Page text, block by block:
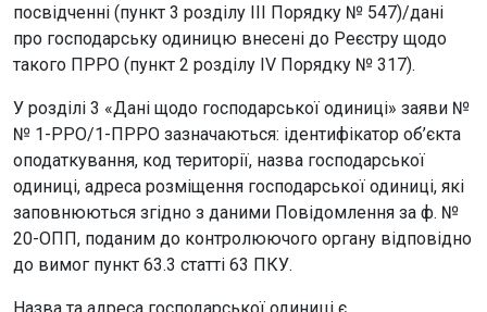
посвідченні (пункт 3 розділу ІІІ Порядку № 547)/дані
про господарську одиницю внесені до Реєстру щодо
такого ПРРО (пункт 2 розділу IV Порядку № 317).
У розділі 3 «Дані щодо господарської одиниці» заяви №
№ 1-РРО/1-ПРРО зазначаються: ідентифікатор об’єкта
оподаткування, код території, назва господарської
одиниці, адреса розміщення господарської одиниці, які
заповнюються згідно з даними Повідомлення за ф. №
20-ОПП, поданим до контролюючого органу відповідно
до вимог пункт 63.3 статті 63 ПКУ.